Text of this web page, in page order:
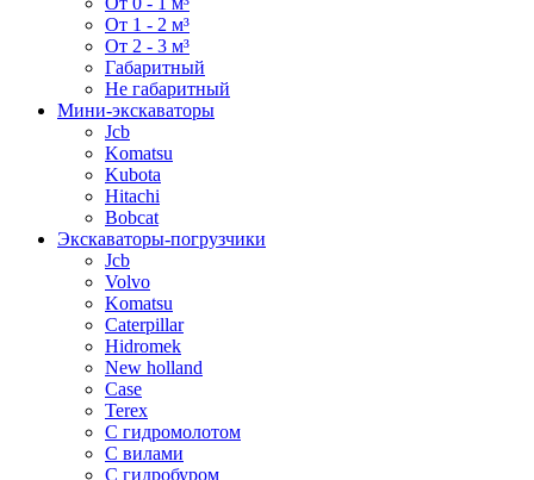
От 1 - 2 м³
От 2 - 3 м³
Габаритный
Не габаритный
Мини-экскаваторы
Jcb
Komatsu
Kubota
Hitachi
Bobcat
Экскаваторы-погрузчики
Jcb
Volvo
Komatsu
Caterpillar
Hidromek
New holland
Case
Terex
С гидромолотом
С вилами
С гидробуром